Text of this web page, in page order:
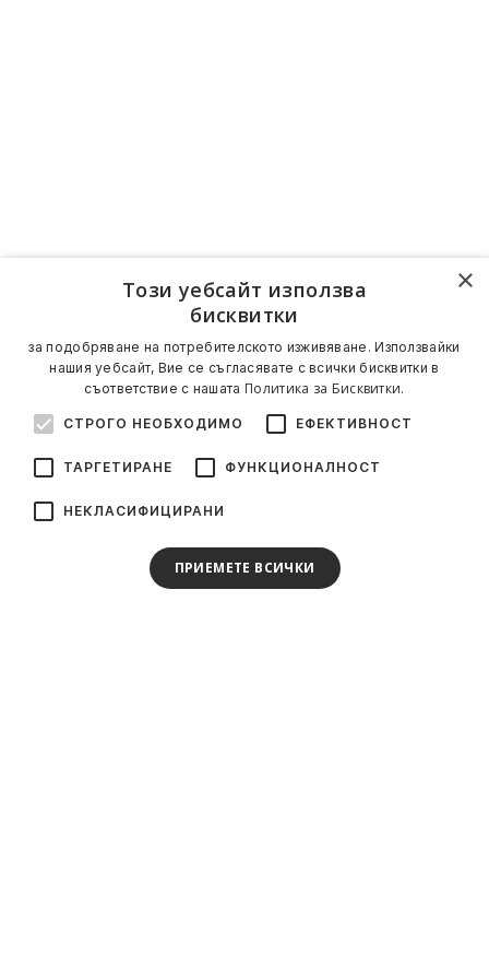
×
Този уебсайт използва
бисквитки
за подобряване на потребителското изживяване. Използвайки
нашия уебсайт, Вие се съгласявате с всички бисквитки в
съответствие с нашата Политика за Бисквитки.
СТРОГО НЕОБХОДИМО ЕФЕКТИВНОСТ
ТАРГЕТИРАНЕ ФУНКЦИОНАЛНОСТ
НЕКЛАСИФИЦИРАНИ
ПРИЕМЕТЕ ВСИЧКИ